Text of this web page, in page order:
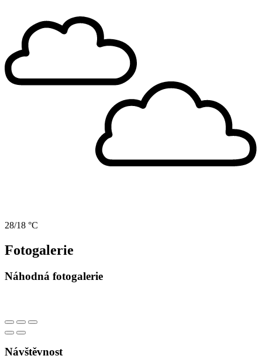
28/18 °C
Fotogalerie
Náhodná fotogalerie
Návštěvnost